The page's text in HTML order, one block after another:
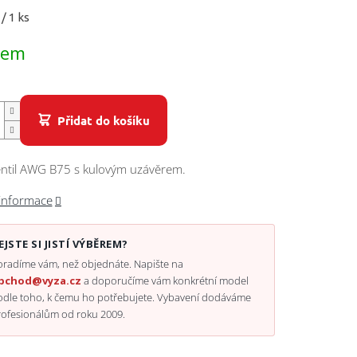
1 ks
Přidat do košíku
AWG B75 s kulovým uzávěrem.
SI JISTÍ VÝBĚREM?
vám, než objednáte. Napište na
a doporučíme vám konkrétní model
toho, k čemu ho potřebujete. Vybavení dodáváme
od roku 2009.